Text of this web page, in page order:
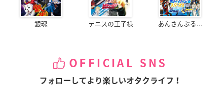
銀魂 テニスの王子様 あんさんぶる...
OFFICIAL SNS
フォローしてより楽しいオタクライフ！